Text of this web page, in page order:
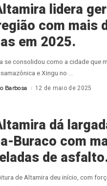
lidera
com mais
em 2025.
se consolidou como a cidade que
e Xingu no
Barbosa 12 de maio de 2025
dá
Buraco com
de
de Altamira deu início, com